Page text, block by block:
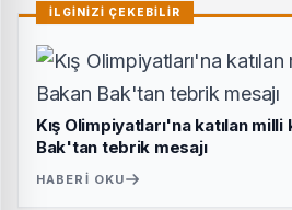
İLGİNİZİ ÇEKEBİLİR
Kış Olimpiyatları'na katılan milli
Bak'tan tebrik mesajı
HABERI OKU